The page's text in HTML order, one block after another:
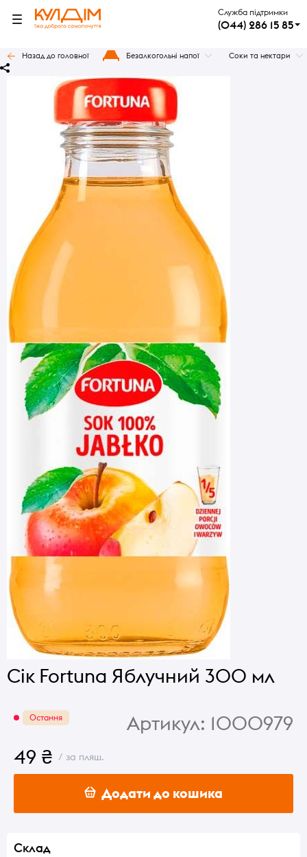
Служба підтримки
(044) 286 15 85
Назад до головної Безалкогольні напої Соки та нектари
Сік Fortuna Яблучний 300 мл
Остання Артикул: 1000979
49 ₴ / за пляш.
Додати до кошика
Склад